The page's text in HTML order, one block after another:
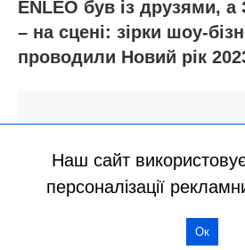
Наш сайт
персоналізації
Ок